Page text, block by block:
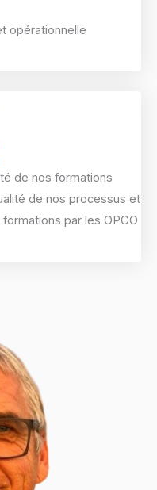
opérationnelle
de nos formations
de nos processus et
par les OPCO